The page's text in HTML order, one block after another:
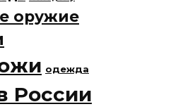
оружие
одежда
России